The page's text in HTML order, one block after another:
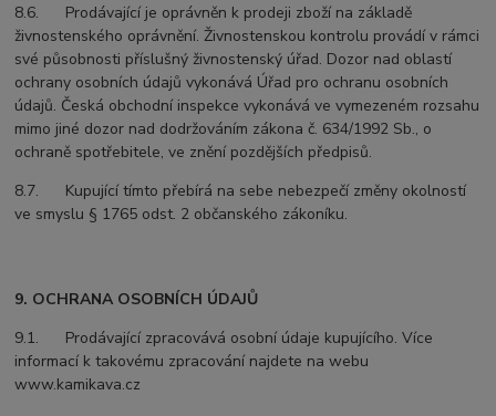
8.6. Prodávající je oprávněn k prodeji zboží na základě
živnostenského oprávnění. Živnostenskou kontrolu provádí v rámci
své působnosti příslušný živnostenský úřad. Dozor nad oblastí
ochrany osobních údajů vykonává Úřad pro ochranu osobních
údajů. Česká obchodní inspekce vykonává ve vymezeném rozsahu
mimo jiné dozor nad dodržováním zákona č. 634/1992 Sb., o
ochraně spotřebitele, ve znění pozdějších předpisů.
8.7. Kupující tímto přebírá na sebe nebezpečí změny okolností
ve smyslu § 1765 odst. 2 občanského zákoníku.
9. OCHRANA OSOBNÍCH ÚDAJŮ
9.1. Prodávající zpracovává osobní údaje kupujícího. Více
informací k takovému zpracování najdete na webu
www.kamikava.cz